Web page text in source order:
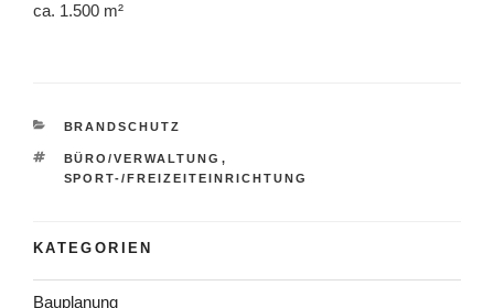
ca. 1.500 m²
KATEGORIEN
BRANDSCHUTZ
SCHLAGWÖRTER
BÜRO/VERWALTUNG ,
SPORT-/FREIZEITEINRICHTUNG
KATEGORIEN
Bauplanung